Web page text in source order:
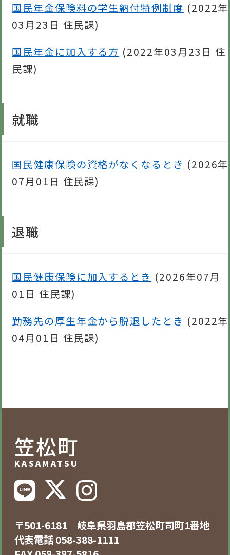
国民年金保険料の学生納付特例制度 (2022年
03月23日 住民課)
国民年金に加入する方 (2022年03月23日 住
民課)
就職
国民健康保険の資格がなくなるとき (2026年
07月01日 住民課)
退職
国民健康保険に加入するとき (2026年07月
01日 住民課)
勤務先の厚生年金から脱退したとき (2022年
04月01日 住民課)
笠松町
KASAMATSU
〒501-6181 岐阜県羽島郡笠松町司町1番地
代表電話 058-388-1111